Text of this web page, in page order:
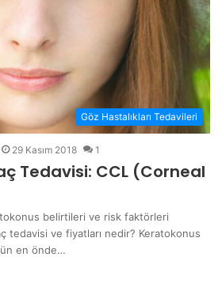
Göz Hastalıkları Tedavileri
29 Kasım 2018 1
Tedavisi: CCL (Corneal
belirtileri ve risk faktörleri
tedavisi ve fiyatları nedir? Keratokonus
en önde…